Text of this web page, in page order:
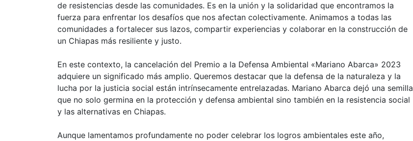
de resistencias desde las comunidades. Es en la unión y la solidaridad que encontramos la
fuerza para enfrentar los desafíos que nos afectan colectivamente. Animamos a todas las
comunidades a fortalecer sus lazos, compartir experiencias y colaborar en la construcción de
un Chiapas más resiliente y justo.
En este contexto, la cancelación del Premio a la Defensa Ambiental «Mariano Abarca» 2023
adquiere un significado más amplio. Queremos destacar que la defensa de la naturaleza y la
lucha por la justicia social están intrínsecamente entrelazadas. Mariano Abarca dejó una semilla
que no solo germina en la protección y defensa ambiental sino también en la resistencia social
y las alternativas en Chiapas.
Aunque lamentamos profundamente no poder celebrar los logros ambientales este año,